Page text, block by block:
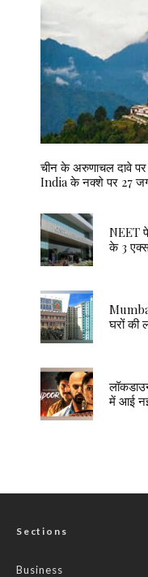
चीन के अरुणाचल दावे
India के नक्शे पर 27
NEET
के 3
घरों
में आई नई
Sections
Business